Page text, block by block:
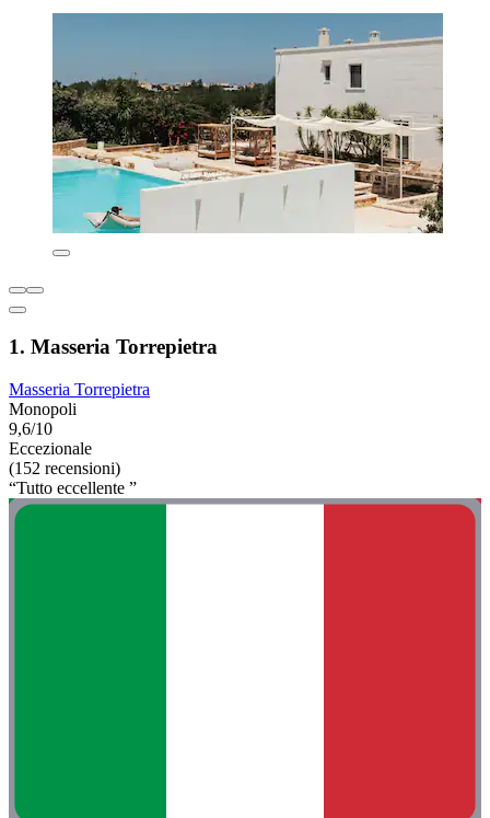
1. Masseria Torrepietra
Masseria Torrepietra
Monopoli
9,6/10
Eccezionale
(152 recensioni)
“Tutto eccellente ”